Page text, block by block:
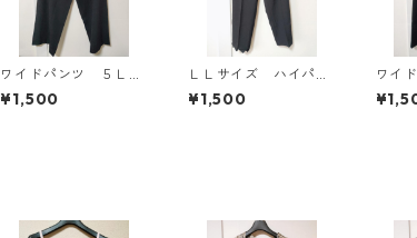
ワイドパンツ ５Ｌ
ブラック KAE-4725
¥1,500
ＬＬサイズ ハイパー
ストレッチ センター
プレスパンツ ブラッ
¥1,500
ワイ
ブラ